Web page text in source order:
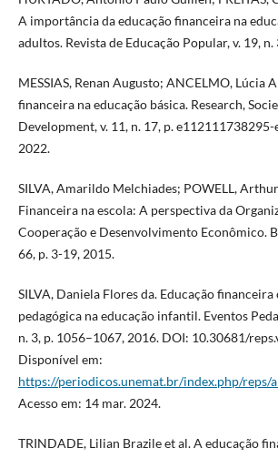
A importância da educação financeira na
adultos. Revista de Educação Popular, v. 19,
MESSIAS, Renan Augusto; ANCELMO, Lúcia
financeira na educação básica. Research,
Development, v. 11, n. 17, p.
2022.
SILVA, Amarildo Melchiades; POWELL,
Financeira na escola: A perspectiva da
Cooperação e Desenvolvimento Econômico.
66, p. 3-19, 2015.
SILVA, Daniela Flores da. Educação
pedagógica na educação infantil. Eventos
n. 3, p. 1056–1067, 2016. DOI: 10.30681/
Disponível em:
https://periodicos.unemat.br/index.php/
Acesso em: 14 mar. 2024.
TRINDADE, Lilian Brazile et al. A educação